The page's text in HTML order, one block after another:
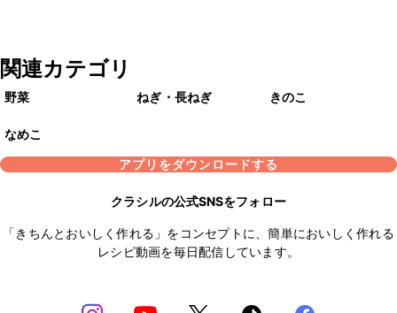
関連カテゴリ
野菜 ねぎ・長ねぎ きのこ
なめこ
アプリをダウンロードする
クラシルの公式SNSをフォロー
「きちんとおいしく作れる」をコンセプトに、簡単においしく作れる
レシピ動画を毎日配信しています。